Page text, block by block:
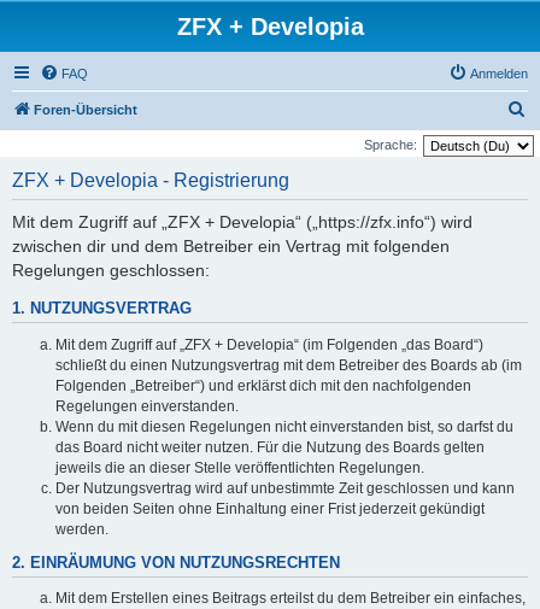
ZFX + Developia
FAQ Anmelden
Foren-Übersicht
u
Sprache:
ZFX + Developia - Registrierung
Mit dem Zugriff auf „ZFX + Developia“ („https://zfx.info“) wird
zwischen dir und dem Betreiber ein Vertrag mit folgenden
Regelungen geschlossen:
1. NUTZUNGSVERTRAG
Mit dem Zugriff auf „ZFX + Developia“ (im Folgenden „das Board“)
schließt du einen Nutzungsvertrag mit dem Betreiber des Boards ab (im
Folgenden „Betreiber“) und erklärst dich mit den nachfolgenden
Regelungen einverstanden.
Wenn du mit diesen Regelungen nicht einverstanden bist, so darfst du
das Board nicht weiter nutzen. Für die Nutzung des Boards gelten
jeweils die an dieser Stelle veröffentlichten Regelungen.
Der Nutzungsvertrag wird auf unbestimmte Zeit geschlossen und kann
von beiden Seiten ohne Einhaltung einer Frist jederzeit gekündigt
werden.
2. EINRÄUMUNG VON NUTZUNGSRECHTEN
Mit dem Erstellen eines Beitrags erteilst du dem Betreiber ein einfaches,